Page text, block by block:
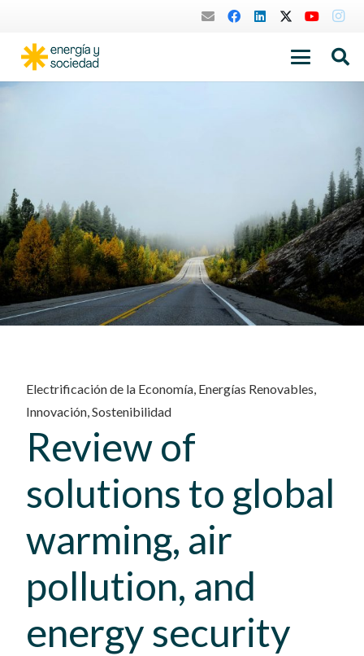
Electrificación de la Economía, Energías Renovables,
Innovación,Sostenibilidad
Review of
solutions to global
warming, air
pollution, and
energy security